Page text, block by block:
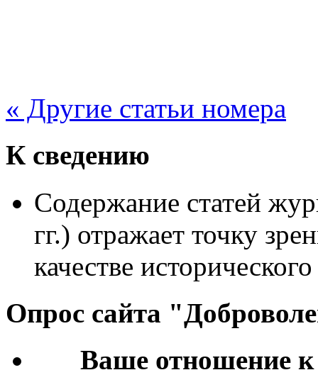
« Другие статьи номера
К сведению
Содержание статей
гг.) отражает точку
качестве
Опрос сайта
Ваше отношение